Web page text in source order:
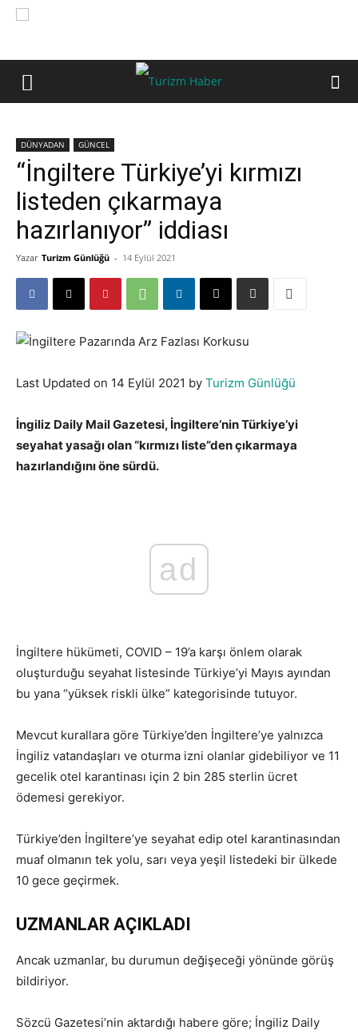
DÜNYADAN GÜNCEL
“İngiltere Türkiye’yi kırmızı
listeden çıkarmaya
hazırlanıyor” iddiası
Yazar Turizm Günlüğü - 14 Eylül 2021
Last Updated on 14 Eylül 2021 by Turizm Günlüğü
İngiliz Daily Mail Gazetesi, İngiltere’nin Türkiye’yi
seyahat yasağı olan “kırmızı liste”den çıkarmaya
hazırlandığını öne sürdü.
ad
İngiltere hükümeti, COVID – 19’a karşı önlem olarak
oluşturduğu seyahat listesinde Türkiye’yi Mayıs ayından
bu yana “yüksek riskli ülke” kategorisinde tutuyor.
Mevcut kurallara göre Türkiye’den İngiltere’ye yalnızca
İngiliz vatandaşları ve oturma izni olanlar gidebiliyor ve 11
gecelik otel karantinası için 2 bin 285 sterlin ücret
ödemesi gerekiyor.
Türkiye’den İngiltere’ye seyahat edip otel karantinasından
muaf olmanın tek yolu, sarı veya yeşil listedeki bir ülkede
10 gece geçirmek.
UZMANLAR AÇIKLADI
Ancak uzmanlar, bu durumun değişeceği yönünde görüş
bildiriyor.
Sözcü Gazetesi’nin aktardığı habere göre; İngiliz Daily